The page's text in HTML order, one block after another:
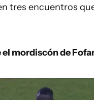
tres encuentros
mordiscón de